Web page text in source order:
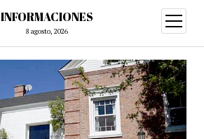
INFORMACIONES
8 agosto, 2026
abrir
menú